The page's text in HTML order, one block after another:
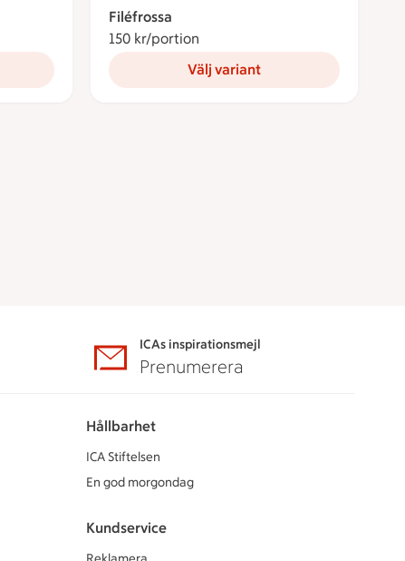
Filéfrossa
150 kr/portion
Välj variant
ICAs inspirationsmejl
Prenumerera
Hållbarhet
ICA Stiftelsen
En god morgondag
Kundservice